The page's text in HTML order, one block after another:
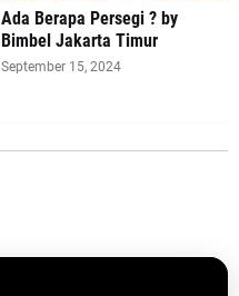
Ada Berapa Persegi ? by
Bimbel Jakarta Timur
September 15, 2024